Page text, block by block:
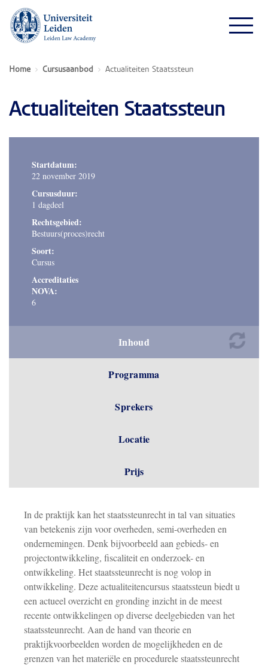
Home Cursusaanbod Actualiteiten Staatssteun
Actualiteiten Staatssteun
Startdatum:
22 november 2019
Cursusduur:
1 dagdeel
Rechtsgebied:
Bestuurs(proces)recht
Soort:
Cursus
Accreditaties
NOVA:
6
Inhoud
Programma
Sprekers
Locatie
Prijs
In de praktijk kan het staatssteunrecht in tal van situaties
van betekenis zijn voor overheden, semi-overheden en
ondernemingen. Denk bijvoorbeeld aan gebieds- en
projectontwikkeling, fiscaliteit en onderzoek- en
ontwikkeling. Het staatssteunrecht is nog volop in
ontwikkeling. Deze actualiteitencursus staatssteun biedt u
een actueel overzicht en gronding inzicht in de meest
recente ontwikkelingen op diverse deelgebieden van het
staatssteunrecht. Aan de hand van theorie en
praktijkvoorbeelden worden de mogelijkheden en de
grenzen van het materiële en procedurele staatssteunrecht